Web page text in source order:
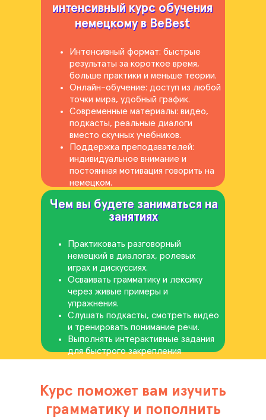
интенсивный курс обучения
немецкому в BeBest
интенсивный курс обучения
немецкому в BeBest
Чем вы будете заниматься на
занятиях
Чем вы будете заниматься на
занятиях
Интенсивный формат: быстрые
результаты за короткое время,
больше практики и меньше теории.
Онлайн-обучение: доступ из любой
точки мира, удобный график.
Современные материалы: видео,
подкасты, реальные диалоги
вместо скучных учебников.
Поддержка преподавателей:
индивидуальное внимание и
постоянная мотивация говорить на
немецком.
Практиковать разговорный
немецкий в диалогах, ролевых
играх и дискуссиях.
Осваивать грамматику и лексику
через живые примеры и
упражнения.
Слушать подкасты, смотреть видео
и тренировать понимание речи.
Выполнять интерактивные задания
для быстрого закрепления
Курс поможет вам изучить
грамматику и пополнить